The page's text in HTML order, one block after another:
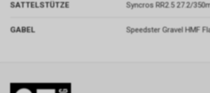
SATTELSTÜTZE Syncros RR2.5 27.2/
GABEL Speedster Gravel HMF